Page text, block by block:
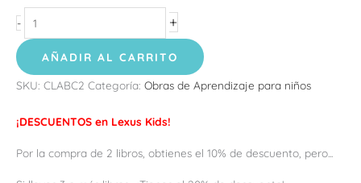
- +
AÑADIR AL CARRITO
SKU: CLABC2 Categoría: Obras de Aprendizaje para niños
¡DESCUENTOS en Lexus Kids!
Por la compra de 2 libros, obtienes el 10% de descuento, pero...